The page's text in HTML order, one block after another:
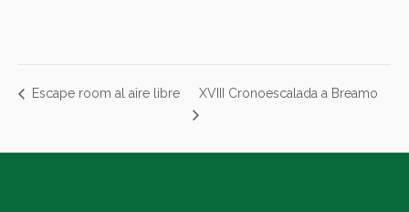
Escape room al aire libre XVIII Cronoescalada a Breamo